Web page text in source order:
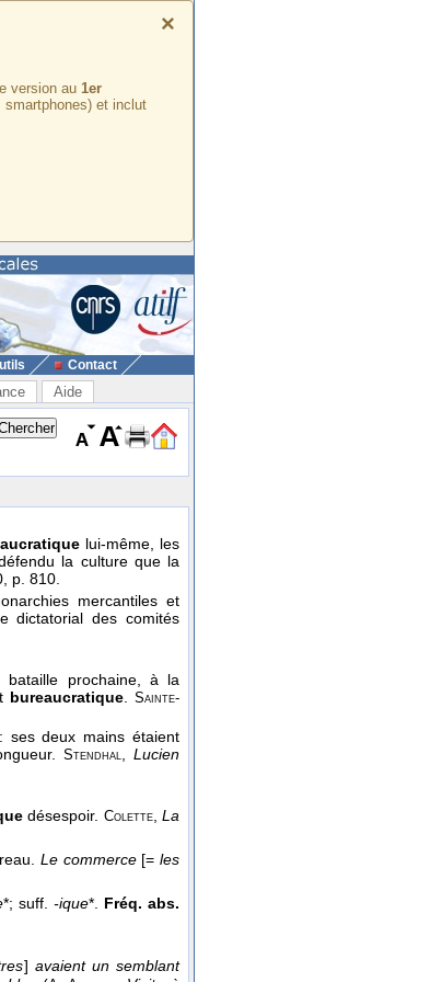
×
version au 1er
smartphones) et inclut
Contact
Aide
lui-même, les
la culture que la
, p. 810.
mercantiles et
dictatorial des comités
prochaine, à la
bureaucratique.Sainte-
ses deux mains étaient
Stendhal, Lucien
désespoir. Colette,La
Le commerce[=les
*; suff. -ique*. Fréq. abs.
] avaient un semblant